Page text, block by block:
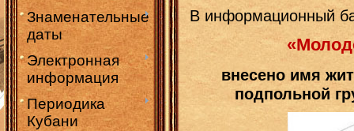
Знаменательные
даты
Электронная
информация
Периодика
Кубани
В информационный
внесено имя ж
подпольной